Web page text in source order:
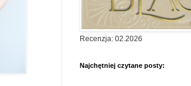
Recenzja: 02.2026
Najchętniej czytane posty: